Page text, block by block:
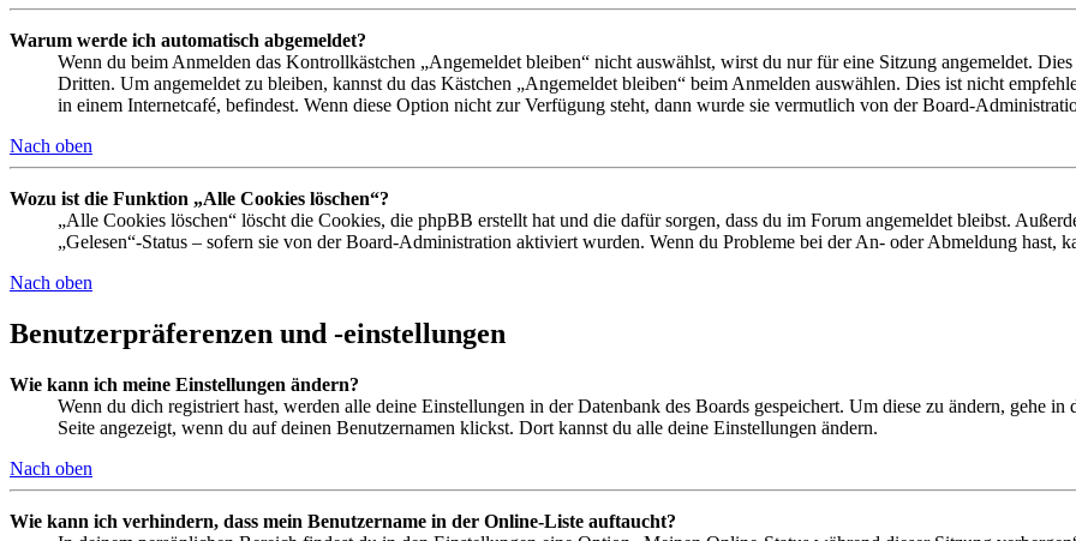
Warum werde ich automatisch abgemeldet?
Wenn du beim Anmelden das Kontrollkästchen „Angemeldet bleiben“ nicht auswählst, wirst du nur für eine Sitzung angemeldet.
Dritten. Um angemeldet zu bleiben, kannst du das Kästchen „Angemeldet bleiben“ beim Anmelden auswählen. Dies ist nicht
in einem Internetcafé, befindest. Wenn diese Option nicht zur Verfügung steht, dann wurde sie vermutlich von der Board-
Nach oben
Wozu ist die Funktion „Alle Cookies löschen“?
„Alle Cookies löschen“ löscht die Cookies, die phpBB erstellt hat und die dafür sorgen, dass du im Forum angemeldet bleibst.
„Gelesen“-Status – sofern sie von der Board-Administration aktiviert wurden. Wenn du Probleme bei der An- oder Abmeldung hast,
Nach oben
Benutzerpräferenzen und -einstellungen
Wie kann ich meine Einstellungen ändern?
Wenn du dich registriert hast, werden alle deine Einstellungen in der Datenbank des Boards gespeichert. Um diese zu ändern, gehe
Seite angezeigt, wenn du auf deinen Benutzernamen klickst. Dort kannst du alle deine Einstellungen ändern.
Nach oben
Wie kann ich verhindern, dass mein Benutzername in der Online-Liste auftaucht?